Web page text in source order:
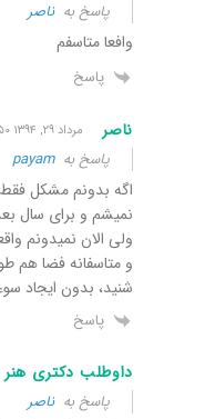
پاسخ بهناصر
وافعا متاسفم
پاسخ
ناصر مرداد ۲۹, ۱۳۹۴ ۶:۵۰ ب٫ظ
پاسخ بهpayam
اگه بدونم مشکل
نمیشم و برای سال
ولی الان نمیدونم
و متاسفانه فضا هم
شنید، بدون ایجاد
پاسخ
داوطلب دکتری هنر ٩۵
پاسخ بهناصر